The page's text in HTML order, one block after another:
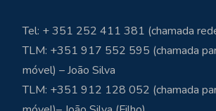
Tel: + 351 252 411 381 (chamada
TLM: +351 917 552 595 (chamada
móvel) – João Silva
TLM: +351 912 128 052 (chamada